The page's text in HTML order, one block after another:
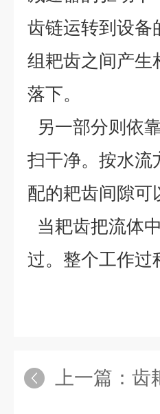
齿链运转到设备
组耙齿之间产生
落下。
另一部分则依
扫干净。按水流
配的耙齿间隙可
当耙齿把流体
过。整个工作过
上一篇： 齿